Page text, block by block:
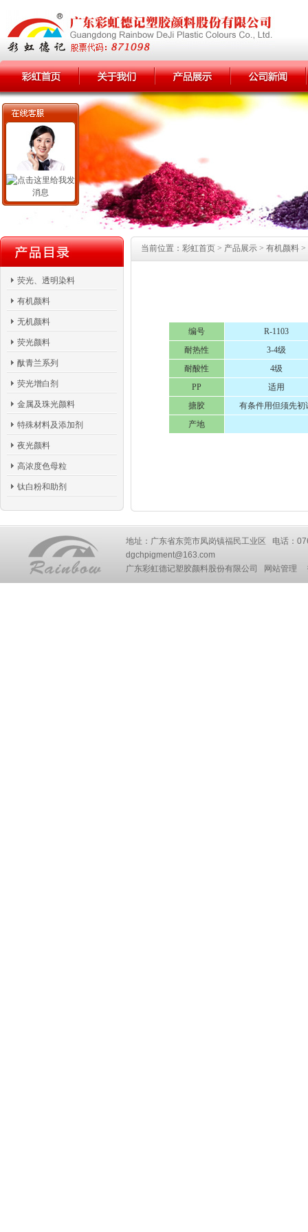
荧光、透明染料
有机颜料
无机颜料
荧光颜料
酞青兰系列
荧光增白剂
金属及珠光颜料
特殊材料及添加剂
夜光颜料
高浓度色母粒
钛白粉和助剂
当前位置：彩虹首页 > 产品展示 > 有机颜料 >
编号
R-1103
耐热性
3-4级
耐酸性
4级
PP
适用
搪胶
有条件用但须先初
产地
地址：广东省东莞市凤岗镇福民工业区 电话：
dgchpigment@163.com
广东彩虹德记塑胶颜料股份有限公司
网站管理